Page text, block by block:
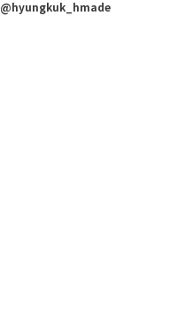
@hyungkuk_hmade